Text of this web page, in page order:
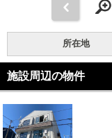
所在地
施設周辺の物件